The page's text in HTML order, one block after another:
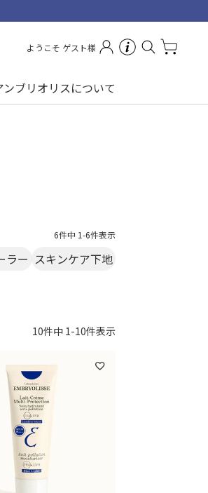
ようこそ ゲスト様
ンブリオリスについて
6件中 1-6件表示
ラー スキンケア下地
10件中 1-10件表示